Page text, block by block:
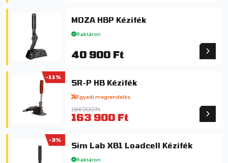
MOZA HBP Kézifék
Raktáron
40 900 Ft
-11%
SR-P HB Kézifék
Egyedi megrendelés
184 900 Ft
163 900 Ft
-3%
Sim Lab XB1 Loadcell Kézifék
Raktáron